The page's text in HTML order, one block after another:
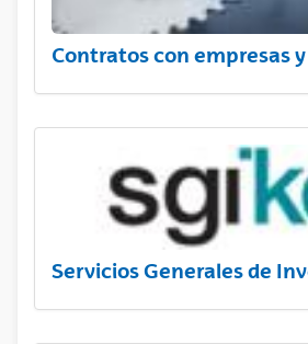
Contratos con empresas
Servicios Generales de